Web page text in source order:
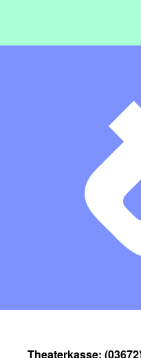
Theaterkasse: